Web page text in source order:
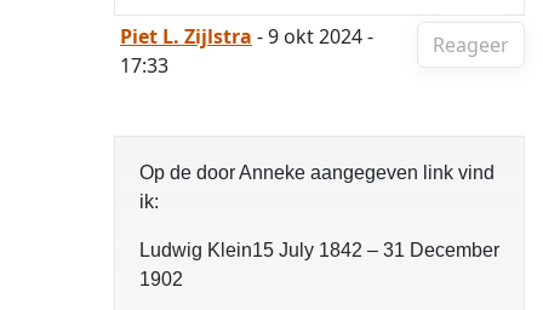
Reageer
Piet L. Zijlstra - 9 okt 2024 -
17:33
Op de door Anneke aangegeven link vind
ik:
Ludwig Klein15 July 1842 – 31 December
1902